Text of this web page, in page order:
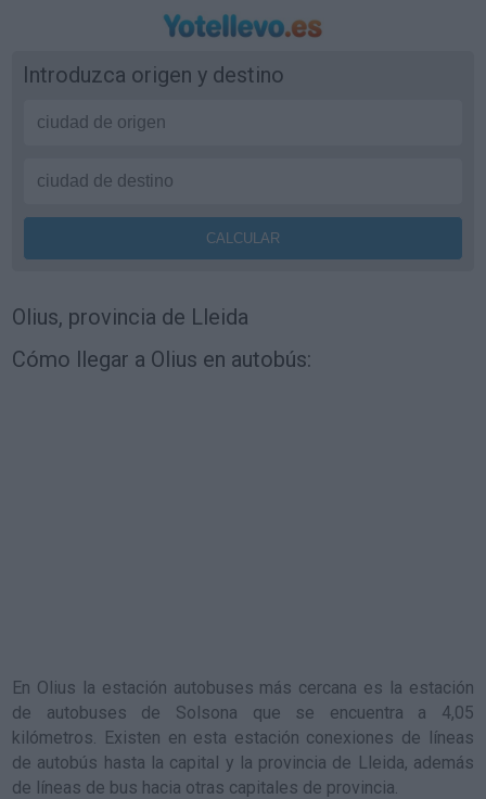
Introduzca origen y destino
Olius, provincia de Lleida
Cómo llegar a Olius en autobús:
En Olius la estación autobuses más cercana es la estación
de autobuses de Solsona que se encuentra a 4,05
kilómetros. Existen en esta estación conexiones de líneas
de autobús hasta la capital y la provincia de Lleida, además
de líneas de bus hacia otras capitales de provincia.